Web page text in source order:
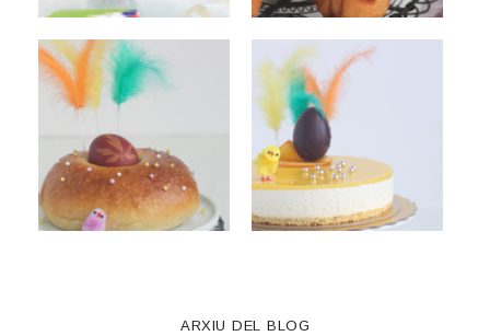
ARXIU DEL BLOG